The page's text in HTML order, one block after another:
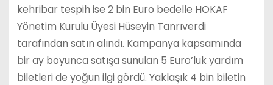
kehribar tespih ise 2 bin Euro bedelle HOKAF
Yönetim Kurulu Üyesi Hüseyin Tanrıverdi
tarafından satın alındı. Kampanya kapsamında
bir ay boyunca satışa sunulan 5 Euro’luk yardım
biletleri de yoğun ilgi gördü. Yaklaşık 4 bin biletin